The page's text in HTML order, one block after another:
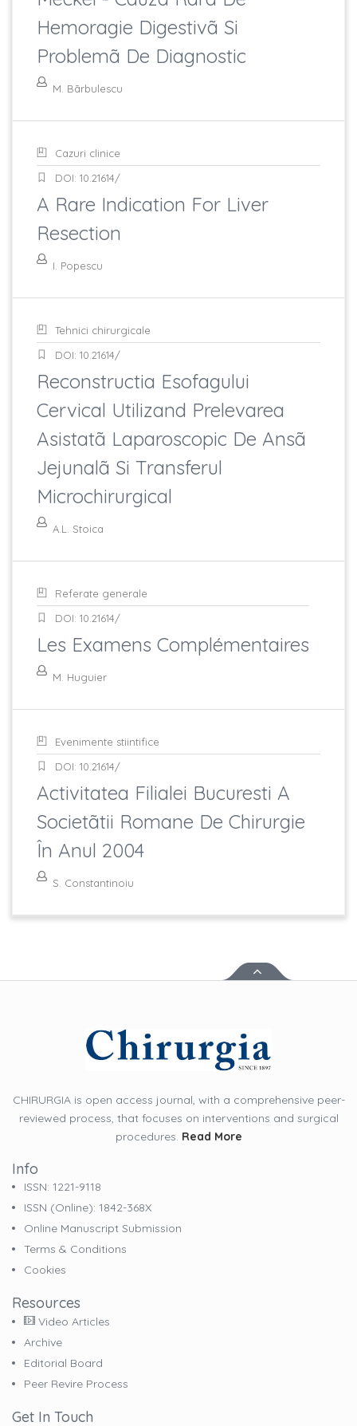
Hemoragie Digestivã Si
Problemã De Diagnostic
M. Bãrbulescu
Cazuri clinice
DOI: 10.21614/
A Rare Indication For Liver
Resection
I. Popescu
Tehnici chirurgicale
DOI: 10.21614/
Reconstructia Esofagului
Cervical Utilizand Prelevarea
Asistatã Laparoscopic De Ansã
Jejunalã Si Transferul
Microchirurgical
A.L. Stoica
Referate generale
DOI: 10.21614/
Les Examens Complémentaires
M. Huguier
Evenimente stiintifice
DOI: 10.21614/
Activitatea Filialei Bucuresti A
Societãtii Romane De Chirurgie
În Anul 2004
S. Constantinoiu
CHIRURGIA is open access journal, with a comprehensive peer-
reviewed process, that focuses on interventions and surgical
procedures. Read More
Info
ISSN: 1221-9118
ISSN (online): 1842-368X
Online Manuscript Submission
Terms & Conditions
Cookies
Resources
Video Articles
Archive
Editorial Board
Peer Revire Process
Get In Touch